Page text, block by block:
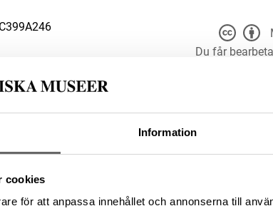
Information
cookies
för att anpassa innehållet och annonserna till
för alla ändamål, även
upphovsperson och licensgivare.
3996-4BD3-8866-
Du får